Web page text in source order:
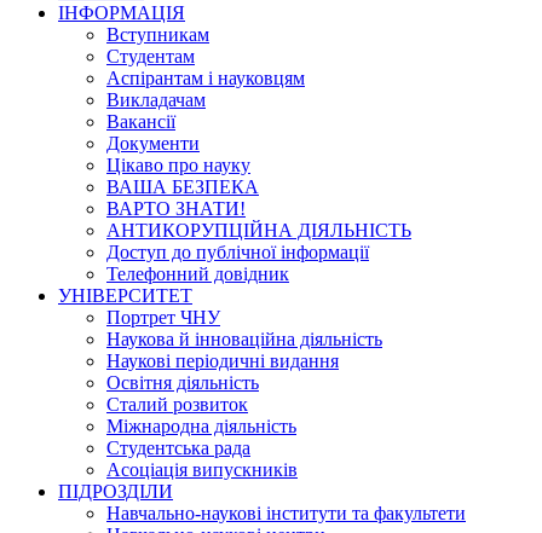
ІНФОРМАЦІЯ
Вступникам
Студентам
Аспірантам і науковцям
Викладачам
Вакансії
Документи
Цікаво про науку
ВАША БЕЗПЕКА
ВАРТО ЗНАТИ!
АНТИКОРУПЦІЙНА ДІЯЛЬНІСТЬ
Доступ до публічної інформації
Телефонний довідник
УНІВЕРСИТЕТ
Портрет ЧНУ
Наукова й інноваційна діяльність
Наукові періодичні видання
Освітня діяльність
Сталий розвиток
Міжнародна діяльність
Студентська рада
Асоціація випускників
ПІДРОЗДІЛИ
Навчально-наукові інститути та факультети